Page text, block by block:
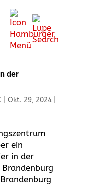
der
Okt. 29, 2024|
ein
in der